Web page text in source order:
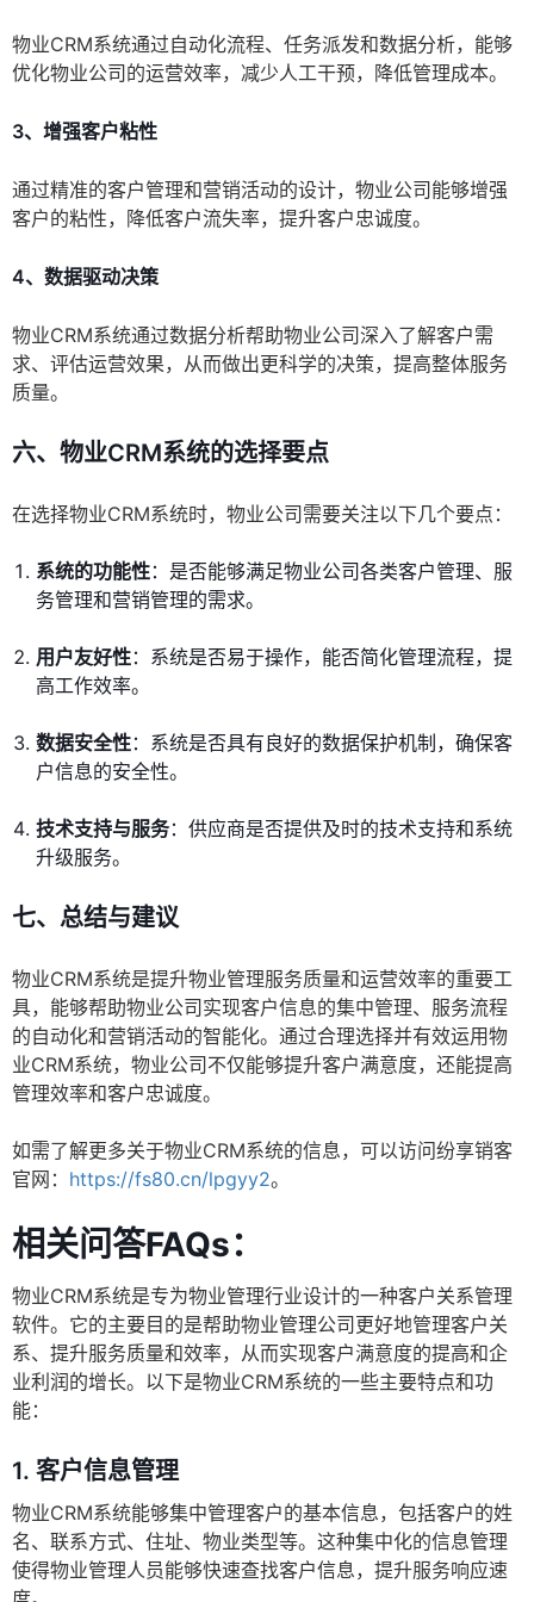
物业CRM系统通过自动化流程、任务派发和数据分析，能够
优化物业公司的运营效率，减少人工干预，降低管理成本。
3、增强客户粘性
通过精准的客户管理和营销活动的设计，物业公司能够增强
客户的粘性，降低客户流失率，提升客户忠诚度。
4、数据驱动决策
物业CRM系统通过数据分析帮助物业公司深入了解客户需
求、评估运营效果，从而做出更科学的决策，提高整体服务
质量。
六、物业CRM系统的选择要点
在选择物业CRM系统时，物业公司需要关注以下几个要点：
系统的功能性：是否能够满足物业公司各类客户管理、服
务管理和营销管理的需求。
用户友好性：系统是否易于操作，能否简化管理流程，提
高工作效率。
数据安全性：系统是否具有良好的数据保护机制，确保客
户信息的安全性。
技术支持与服务：供应商是否提供及时的技术支持和系统
升级服务。
七、总结与建议
物业CRM系统是提升物业管理服务质量和运营效率的重要工
具，能够帮助物业公司实现客户信息的集中管理、服务流程
的自动化和营销活动的智能化。通过合理选择并有效运用物
业CRM系统，物业公司不仅能够提升客户满意度，还能提高
管理效率和客户忠诚度。
如需了解更多关于物业CRM系统的信息，可以访问纷享销客
官网： https://fs80.cn/lpgyy2。
相关问答FAQs：
物业CRM系统是专为物业管理行业设计的一种客户关系管理
软件。它的主要目的是帮助物业管理公司更好地管理客户关
系、提升服务质量和效率，从而实现客户满意度的提高和企
业利润的增长。以下是物业CRM系统的一些主要特点和功
能：
1. 客户信息管理
物业CRM系统能够集中管理客户的基本信息，包括客户的姓
名、联系方式、住址、物业类型等。这种集中化的信息管理
使得物业管理人员能够快速查找客户信息，提升服务响应速